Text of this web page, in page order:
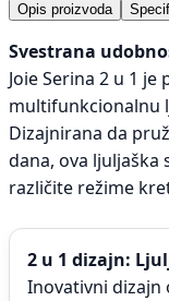
Opis proizvoda
Svestrana
Joie Serina 2 u 1
multifunkcionalnu
Dizajnirana da
dana, ova ljuljaška
različite režime
2 u 1 dizajn:
Inovativni dizajn